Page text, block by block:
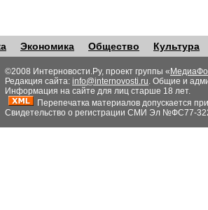
Экономика Общество Культура
©2008 Интерновости.Ру, проект группы «
Редакция сайта: info@internovosti.ru. Общие и
Информация на сайте для лиц старше 18 лет.
Перепечатка материалов допускается
Свидетельство о регистрации СМИ Эл №ФС77-